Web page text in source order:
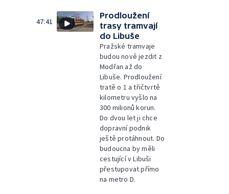
47:41
Prodloužení
trasy tramvají
do Libuše
Pražské tramvaje
budou nově jezdit z
Modřan až do
Libuše. Prodloužení
tratě o 1 a třičtvrtě
kilometru vyšlo na
300 milionů korun.
Do dvou let ji chce
dopravní podnik
ještě protáhnout. Do
budoucna by měli
cestující v Libuši
přestupovat přímo
na metro D.